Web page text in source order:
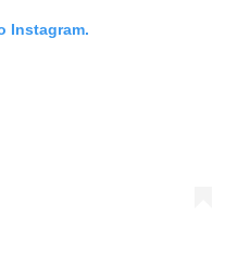
Instagram.